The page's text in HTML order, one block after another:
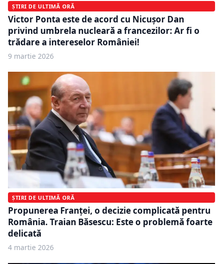
ȘTIRI DE ULTIMĂ ORĂ
Victor Ponta este de acord cu Nicușor Dan
privind umbrela nucleară a francezilor: Ar fi o
trădare a intereselor României!
9 martie 2026
ȘTIRI DE ULTIMĂ ORĂ
Propunerea Franței, o decizie complicată pentru
România. Traian Băsescu: Este o problemă foarte
delicată
4 martie 2026